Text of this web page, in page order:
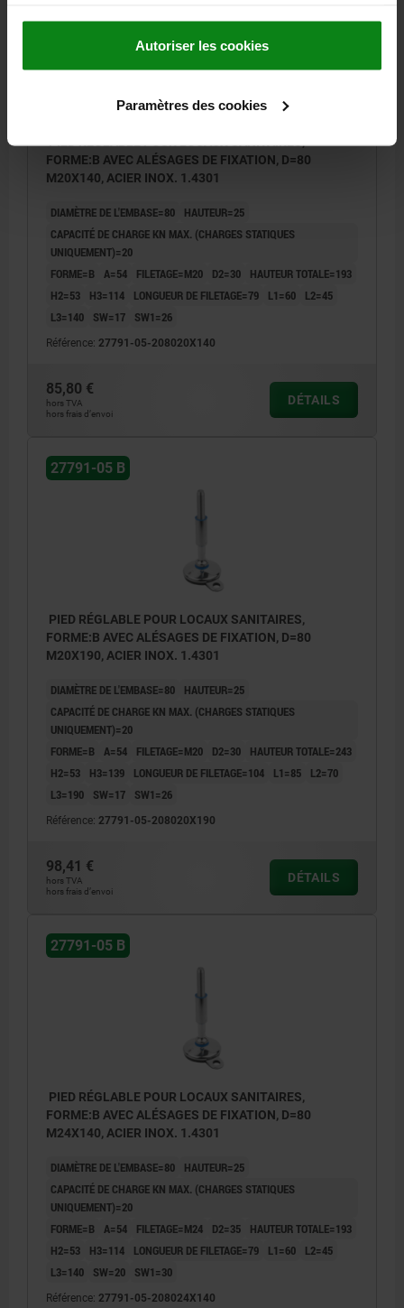
Autoriser les cookies
Paramètres des cookies
FORME:B AVEC ALÉSAGES DE FIXATION, D=80
M20X140, ACIER INOX. 1.4301
DIAMÈTRE DE L'EMBASE=80
HAUTEUR=25
CAPACITÉ DE CHARGE KN MAX. (CHARGES STATIQUES
UNIQUEMENT)=20
FORME=B A=54 FILETAGE=M20 D2=30
HAUTEUR TOTALE=193
H2=53
H3=114 LONGUEUR DE FILETAGE=79 L1=60
L2=45
L3=140
SW=17 SW1=26
Référence: 27791-05-208020X140
85,80 €
hors TVA
hors frais d’envoi
DÉTAILS
27791-05 B
PIED RÉGLABLE POUR LOCAUX SANITAIRES,
FORME:B AVEC ALÉSAGES DE FIXATION, D=80
M20X190, ACIER INOX. 1.4301
DIAMÈTRE DE L'EMBASE=80
HAUTEUR=25
CAPACITÉ DE CHARGE KN MAX. (CHARGES STATIQUES
UNIQUEMENT)=20
FORME=B A=54 FILETAGE=M20 D2=30
HAUTEUR TOTALE=243
H2=53
H3=139 LONGUEUR DE FILETAGE=104 L1=85
L2=70
L3=190
SW=17 SW1=26
Référence: 27791-05-208020X190
98,41 €
hors TVA
hors frais d’envoi
DÉTAILS
27791-05 B
PIED RÉGLABLE POUR LOCAUX SANITAIRES,
FORME:B AVEC ALÉSAGES DE FIXATION, D=80
M24X140, ACIER INOX. 1.4301
DIAMÈTRE DE L'EMBASE=80
HAUTEUR=25
CAPACITÉ DE CHARGE KN MAX. (CHARGES STATIQUES
UNIQUEMENT)=20
FORME=B A=54 FILETAGE=M24 D2=35
HAUTEUR TOTALE=193
H2=53
H3=114 LONGUEUR DE FILETAGE=79 L1=60
L2=45
L3=140
SW=20 SW1=30
Référence: 27791-05-208024X140